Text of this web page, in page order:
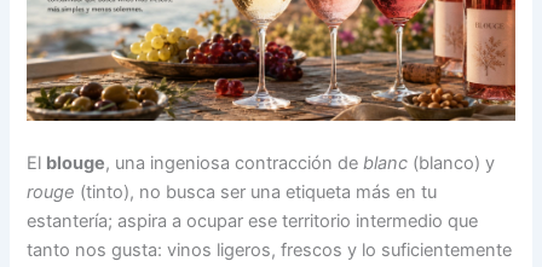
El blouge, una ingeniosa contracción deblanc (blanco) y
rouge (tinto), no busca ser una etiqueta más en tu
estantería; aspira a ocupar ese territorio intermedio que
tanto nos gusta: vinos ligeros, frescos y lo suficientemente